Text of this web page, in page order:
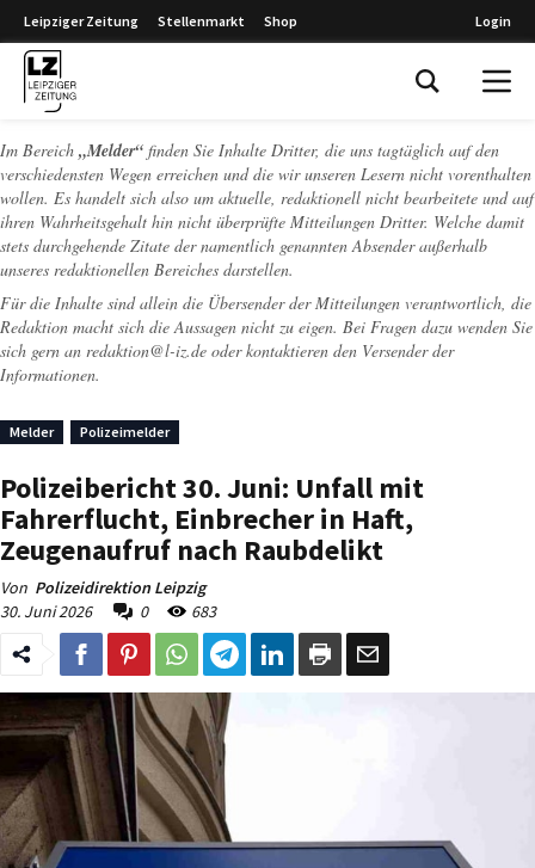
Leipziger Zeitung Stellenmarkt Shop Login
Im Bereich „Melder“ finden Sie Inhalte Dritter, die uns tagtäglich auf den
verschiedensten Wegen erreichen und die wir unseren Lesern nicht vorenthalten
wollen. Es handelt sich also um aktuelle, redaktionell nicht bearbeitete und auf
ihren Wahrheitsgehalt hin nicht überprüfte Mitteilungen Dritter. Welche damit
stets durchgehende Zitate der namentlich genannten Absender außerhalb
unseres redaktionellen Bereiches darstellen.
Für die Inhalte sind allein die Übersender der Mitteilungen verantwortlich, die
Redaktion macht sich die Aussagen nicht zu eigen. Bei Fragen dazu wenden Sie
sich gern an redaktion@l-iz.de oder kontaktieren den Versender der
Informationen.
Melder Polizeimelder
Polizeibericht 30. Juni: Unfall mit
Fahrerflucht, Einbrecher in Haft,
Zeugenaufruf nach Raubdelikt
Von Polizeidirektion Leipzig
30. Juni 2026
0 683